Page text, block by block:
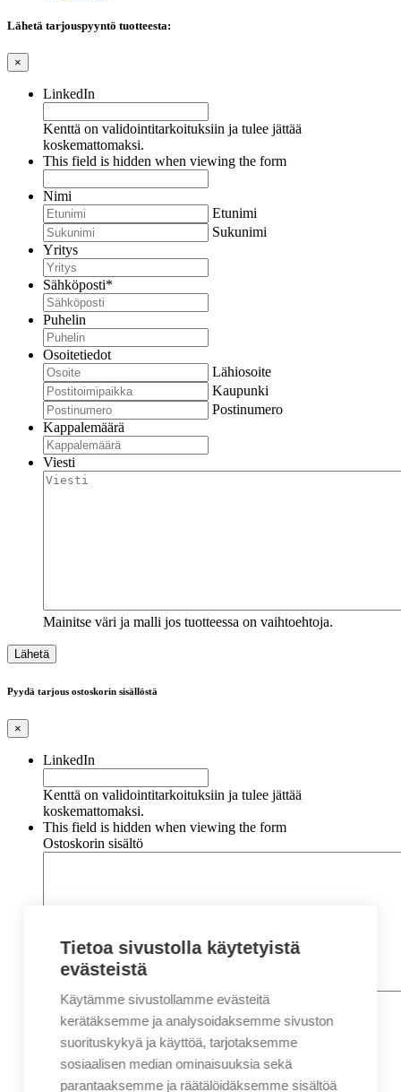
Lähetä tarjouspyyntö tuotteesta:
×
LinkedIn
Kenttä on validointitarkoituksiin ja tulee jättää
koskemattomaksi.
This field is hidden when viewing the form
Nimi
Etunimi
Sukunimi
Yritys
Sähköposti*
Puhelin
Osoitetiedot
Lähiosoite
Kaupunki
Postinumero
Kappalemäärä
Viesti
Mainitse väri ja malli jos tuotteessa on vaihtoehtoja.
Pyydä tarjous ostoskorin sisällöstä
×
LinkedIn
Kenttä on validointitarkoituksiin ja tulee jättää
koskemattomaksi.
This field is hidden when viewing the form
Ostoskorin sisältö
Nimi*
Etunimi
Sukunimi
Tietoa sivustolla käytetyistä
evästeistä
Käytämme sivustollamme evästeitä
kerätäksemme ja analysoidaksemme sivuston
suorituskykyä ja käyttöä, tarjotaksemme
sosiaalisen median ominaisuuksia sekä
parantaaksemme ja räätälöidäksemme sisältöä